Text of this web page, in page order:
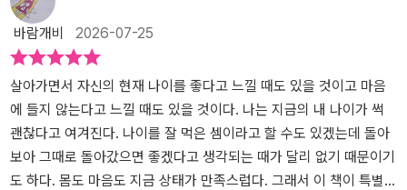
바람개비 2026-07-25
살아가면서 자신의 현재 나이를 좋다고 느낄 때도 있을 것이고 마음
에 들지 않는다고 느낄 때도 있을 것이다. 나는 지금의 내 나이가 썩
괜찮다고 여겨진다. 나이를 잘 먹은 셈이라고 할 수도 있겠는데 돌아
보아 그때로 돌아갔으면 좋겠다고 생각되는 때가 달리 없기 때문이기
도 하다. 몸도 마음도 지금 상태가 만족스럽다. 그래서 이 책이 특별히